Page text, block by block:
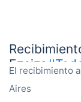
Ezeiza
Defe
????
El recibimiento
Aires